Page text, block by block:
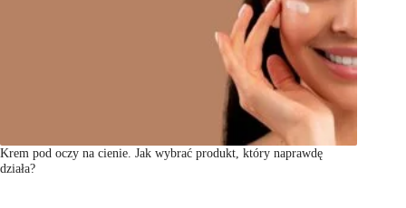
Krem pod oczy na cienie. Jak wybrać produkt, który naprawdę
działa?